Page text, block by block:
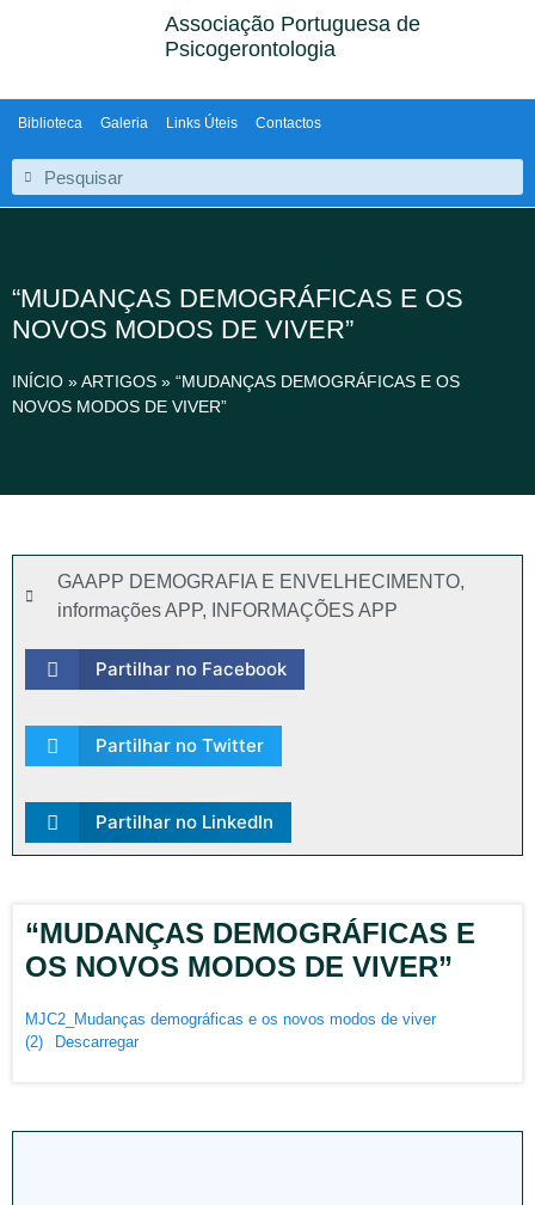
Associação Portuguesa de
Psicogerontologia
Biblioteca Galeria Links Úteis Contactos
“MUDANÇAS DEMOGRÁFICAS E OS
NOVOS MODOS DE VIVER”
INÍCIO »ARTIGOS » “MUDANÇAS DEMOGRÁFICAS E OS
NOVOS MODOS DE VIVER”
GAAPP DEMOGRAFIA E ENVELHECIMENTO,
informações APP, INFORMAÇÕES APP
Partilhar no Facebook
Partilhar no Twitter
Partilhar no LinkedIn
“MUDANÇAS DEMOGRÁFICAS E
OS NOVOS MODOS DE VIVER”
MJC2_Mudanças demográficas e os novos modos de viver
(2)
Descarregar